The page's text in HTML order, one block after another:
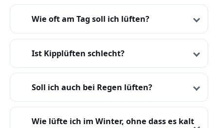
Wie oft am Tag soll ich lüften?
Ist Kipplüften schlecht?
Soll ich auch bei Regen lüften?
Wie lüfte ich im Winter, ohne dass es kalt